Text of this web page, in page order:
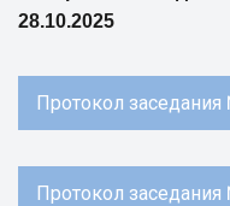
28.10.2025
Протокол заседания
Протокол